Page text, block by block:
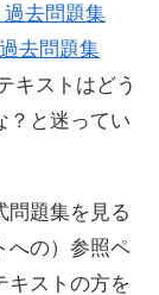
去問題集
去問題集
キストはどう
？と迷ってい
問題集を見る
への）参照ペ
キストの方を